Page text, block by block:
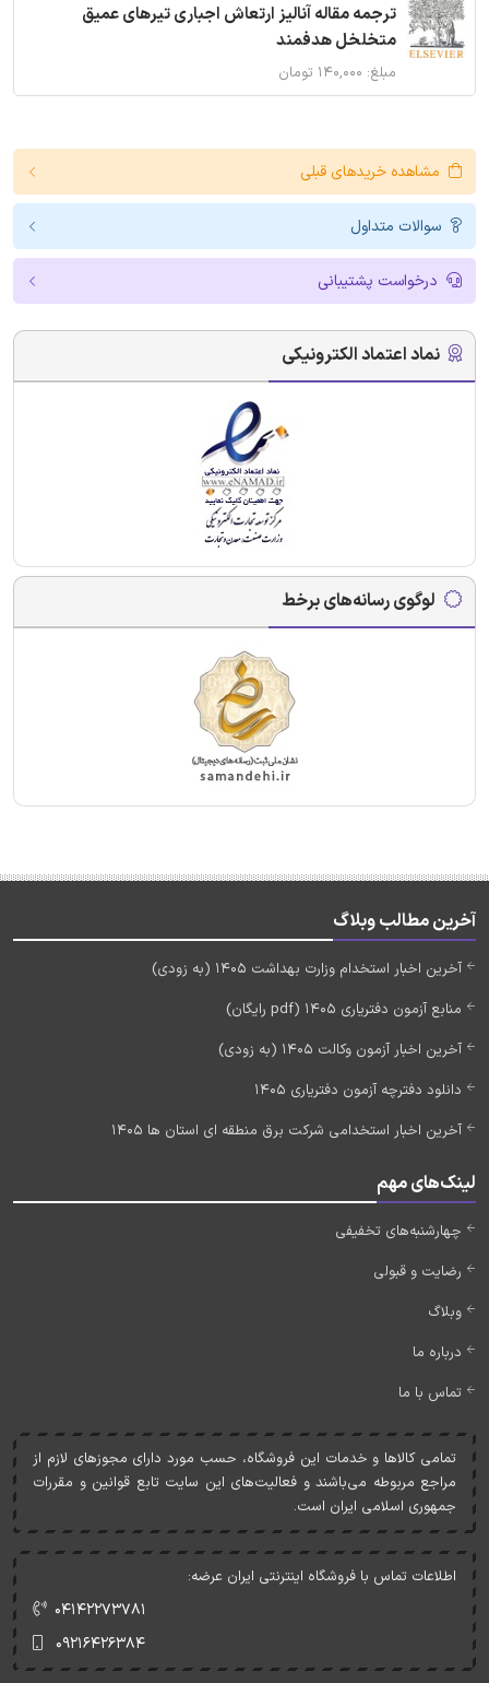
ترجمه مقاله آنالیز ارتعاش اجباری تیرهای عمیق
متخلخل هدفمند
مبلغ: ۱۴۰,۰۰۰ تومان
مشاهده خریدهای قبلی
سوالات متداول
درخواست پشتیبانی
نماد اعتماد الکترونیکی
لوگوی رسانه‌های برخط
آخرین مطالب وبلاگ
آخرین اخبار استخدام وزارت بهداشت 1405 (به زودی)
منابع آزمون دفتریاری 1405 (pdf رایگان)
آخرین اخبار آزمون وکالت 1405 (به زودی)
دانلود دفترچه آزمون دفتریاری 1405
آخرین اخبار استخدامی شرکت برق منطقه ای استان ها 1405
لینک‌های مهم
چهارشنبه‌های تخفیفی
رضایت و قبولی
وبلاگ
درباره ما
تماس با ما
تمامی کالاها و خدمات اين فروشگاه، حسب مورد دارای مجوزهای لازم از
مراجع مربوطه می‌باشند و فعاليت‌های اين سايت تابع قوانين و مقررات
جمهوری اسلامی ايران است.
اطلاعات تماس با فروشگاه اینترنتی ایران عرضه:
۰۴۱۴۲۲۷۳۷۸۱
۰۹۲۱۶۴۲۶۳۸۴